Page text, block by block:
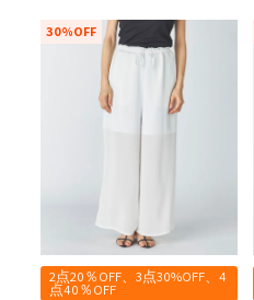
2点20％OFF、3点30%OFF、4
点40％OFF
30%OFF